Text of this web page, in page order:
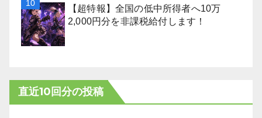
【超特報】全国の低中所得者へ10万
2,000円分を非課税給付します！
直近10回分の投稿